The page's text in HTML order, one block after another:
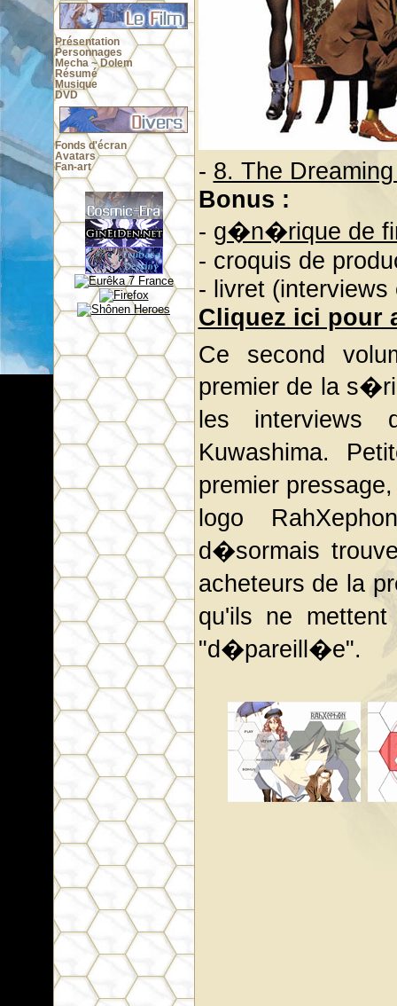
Présentation
Personnages
Mecha ~ Dolem
Résumé
Musique
DVD
Fonds d'écran
Avatars
Fan-art
- 8. The
Bonus :
- g�n�rique de
- croquis de
- livret
Cliquez ici pour
Ce second
premier de la
les
Kuwashima.
premier
logo
d�sormais
acheteurs de la
qu'ils ne
"d�pareill�e".